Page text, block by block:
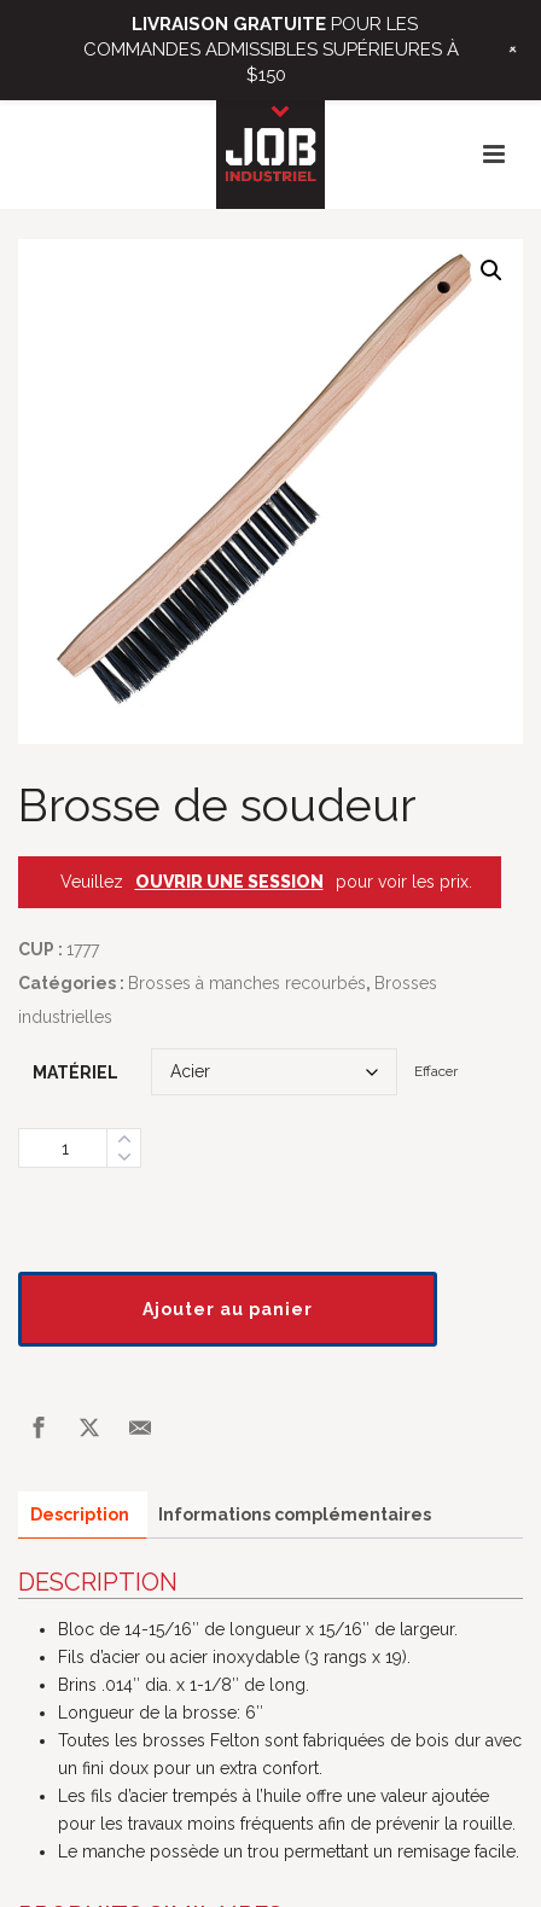
Brosse de soudeur
Veuillez OUVRIR UNE SESSION pour voir les prix.
CUP : 1777
Catégories : Brosses à manches recourbés, Brosses
industrielles
MATÉRIEL Effacer
Quantity
Ajouter au panier
Description Informations complémentaires
DESCRIPTION
Bloc de 14-15/16″ de longueur x 15/16″ de largeur.
Fils d’acier ou acier inoxydable (3 rangs x 19).
Brins .014″ dia. x 1-1/8″ de long.
Longueur de la brosse: 6″
Toutes les brosses Felton sont fabriquées de bois dur avec
un fini doux pour un extra confort.
Les fils d’acier trempés à l’huile offre une valeur ajoutée
pour les travaux moins fréquents afin de prévenir la rouille.
Le manche possède un trou permettant un remisage facile.
LIVRAISON GRATUITE POUR LES
COMMANDES ADMISSIBLES SUPÉRIEURES À
$150
+